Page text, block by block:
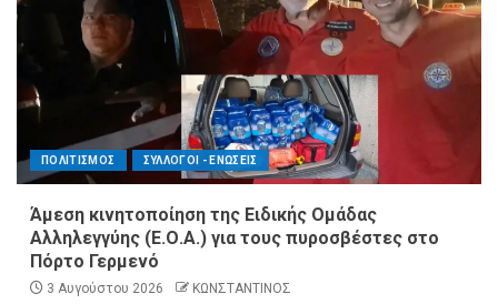
ΠΟΛΙΤΙΣΜΟΣ ΣΥΛΛΟΓΟΙ - ΕΝΩΣΕΙΣ
Άμεση κινητοποίηση της Ειδικής Ομάδας
Αλληλεγγύης (Ε.Ο.Α.) για τους πυροσβέστες στο
Πόρτο Γερμενό
3 Αυγούστου 2026 ΚΩΝΣΤΑΝΤΙΝΟΣ